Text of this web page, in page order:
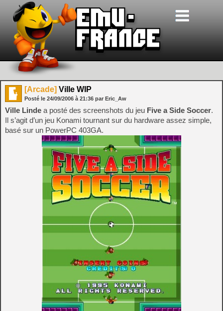
[Arcade] Ville WIP
Posté le 24/09/2006 à 21:36 par Eric_Aw
Ville Linde a posté des screenshots du jeu Five a Side Soccer.
Il s’agit d’un jeu Konami tournant sur du hardware assez simple,
basé sur un PowerPC 403GA.